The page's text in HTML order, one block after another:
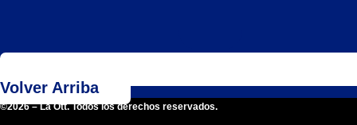
Volver Arriba
©2026 – La Ott. Todos los derechos reservados.